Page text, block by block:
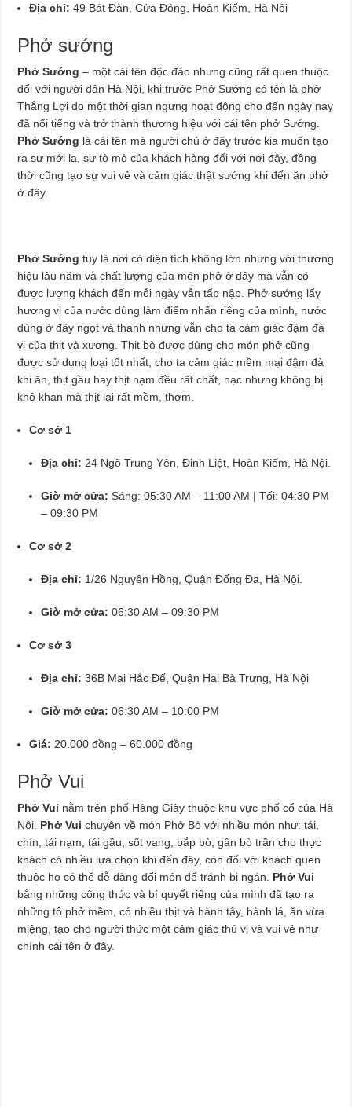
Địa chỉ:49 Bát Đàn, Cửa Đông, Hoàn Kiếm, Hà Nội
Phở sướng
Phở Sướng – một cái tên độc đáo nhưng cũng rất quen thuộc
đối với người dân Hà Nội, khi trước Phở Sướng có tên là phở
Thắng Lợi do một thời gian ngưng hoạt động cho đến ngày nay
đã nổi tiếng và trở thành thương hiệu với cái tên phở Sướng.
Phở Sướng là cái tên mà người chủ ở đây trước kia muốn tạo
ra sự mới lạ, sự tò mò của khách hàng đối với nơi đây, đồng
thời cũng tạo sự vui vẻ và cảm giác thật sướng khi đến ăn phở
ở đây.
Phở Sướng tuy là nơi có diện tích không lớn nhưng với thương
hiệu lâu năm và chất lượng của món phở ở đây mà vẫn có
được lượng khách đến mỗi ngày vẫn tấp nập. Phở sướng lấy
hương vị của nước dùng làm điểm nhấn riêng của mình, nước
dùng ở đây ngọt và thanh nhưng vẫn cho ta cảm giác đậm đà
vị của thịt và xương. Thịt bò được dùng cho món phở cũng
được sử dụng loại tốt nhất, cho ta cảm giác mềm mại đậm đà
khi ăn, thịt gầu hay thịt nạm đều rất chất, nạc nhưng không bị
khô khan mà thịt lại rất mềm, thơm.
Cơ sở 1
Địa chỉ: 24 Ngõ Trung Yên, Đinh Liệt, Hoàn Kiếm, Hà Nội.
Giờ mở cửa: Sáng: 05:30 AM – 11:00 AM | Tối: 04:30 PM
– 09:30 PM
Cơ sở 2
Địa chỉ: 1/26 Nguyên Hồng, Quận Đống Đa, Hà Nội.
Giờ mở cửa: 06:30 AM – 09:30 PM
Cơ sở 3
Địa chỉ:36B Mai Hắc Đế, Quận Hai Bà Trưng, Hà Nội
Giờ mở cửa: 06:30 AM – 10:00 PM
Giá: 20.000 đồng – 60.000 đồng
Phở Vui
Phở Vui nằm trên phố Hàng Giày thuộc khu vực phố cổ của Hà
Nội. Phở Vuichuyên về món Phở Bò với nhiều món như: tái,
chín, tái nạm, tái gầu, sốt vang, bắp bò, gân bò trần cho thực
khách có nhiều lựa chọn khi đến đây, còn đối với khách quen
thuộc họ có thể dễ dàng đổi món để tránh bị ngán. Phở Vui
bằng những công thức và bí quyết riêng của mình đã tạo ra
những tô phở mềm, có nhiều thịt và hành tây, hành lá, ăn vừa
miệng, tạo cho người thức một cảm giác thú vị và vui vẻ như
chính cái tên ở đây.